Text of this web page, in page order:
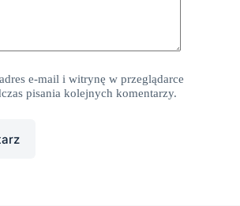
e-mail i witrynę w przeglądarce
pisania kolejnych komentarzy.